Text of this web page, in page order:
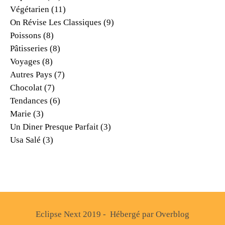
Végétarien (11)
On Révise Les Classiques (9)
Poissons (8)
Pâtisseries (8)
Voyages (8)
Autres Pays (7)
Chocolat (7)
Tendances (6)
Marie (3)
Un Diner Presque Parfait (3)
Usa Salé (3)
Eclipse Next 2019 - Hébergé par Overblog